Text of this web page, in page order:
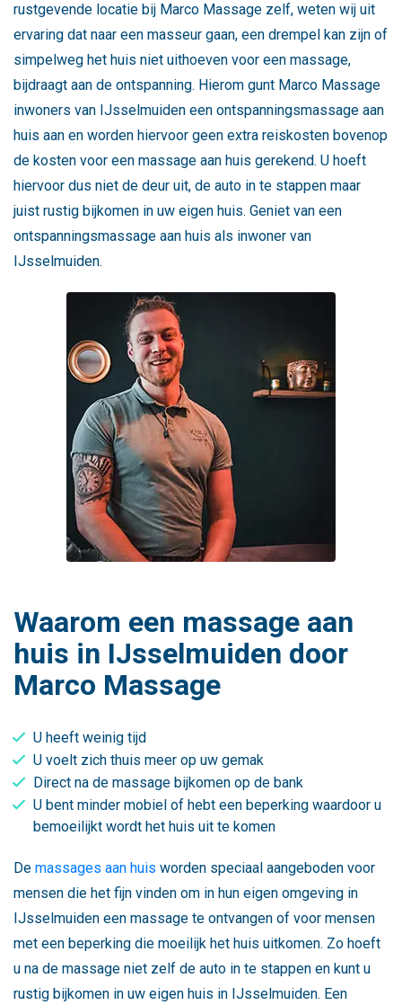
rustgevende locatie bij Marco Massage zelf, weten wij uit
ervaring dat naar een masseur gaan, een drempel kan zijn of
simpelweg het huis niet uithoeven voor een massage,
bijdraagt aan de ontspanning. Hierom gunt Marco Massage
inwoners van IJsselmuiden een ontspanningsmassage aan
huis aan en worden hiervoor geen extra reiskosten bovenop
de kosten voor een massage aan huis gerekend. U hoeft
hiervoor dus niet de deur uit, de auto in te stappen maar
juist rustig bijkomen in uw eigen huis. Geniet van een
ontspanningsmassage aan huis als inwoner van
IJsselmuiden.
Waarom een massage aan
huis in IJsselmuiden door
Marco Massage
U heeft weinig tijd
U voelt zich thuis meer op uw gemak
Direct na de massage bijkomen op de bank
U bent minder mobiel of hebt een beperking waardoor u
bemoeilijkt wordt het huis uit te komen
De massages aan huis worden speciaal aangeboden voor
mensen die het fijn vinden om in hun eigen omgeving in
IJsselmuiden een massage te ontvangen of voor mensen
met een beperking die moeilijk het huis uitkomen. Zo hoeft
u na de massage niet zelf de auto in te stappen en kunt u
rustig bijkomen in uw eigen huis in IJsselmuiden. Een